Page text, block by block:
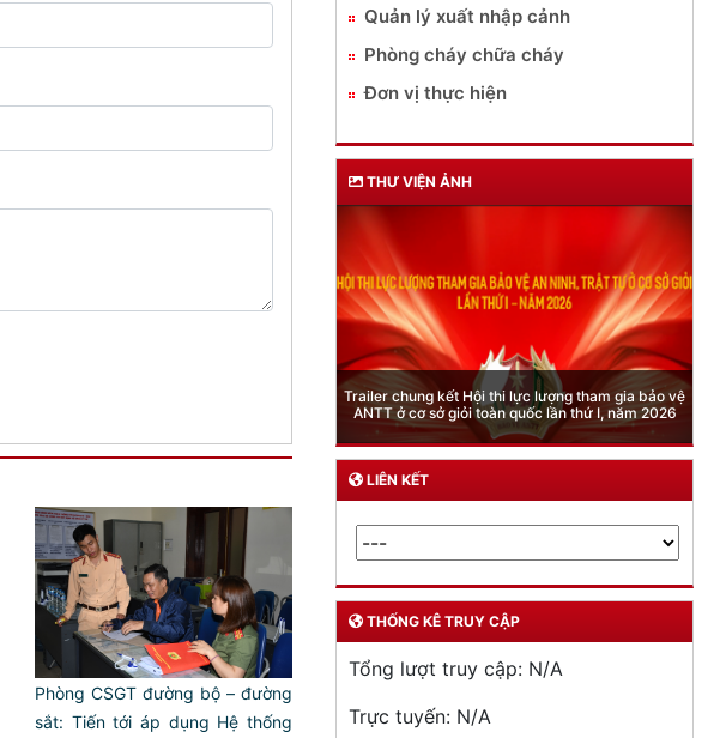
Phòng CSGT đường bộ – đường
sắt: Tiến tới áp dụng Hệ thống
Quản lý xuất nhập cảnh
Phòng cháy chữa cháy
Đơn vị thực hiện
THƯ VIỆN ẢNH
Phòng Quản lý xuất nhập cảnh: Hướng dẫn những
quy định mới trong lĩnh vực xuất cảnh, nhập cảnh
của công dân việt nam từ ngày 01/7/2026
LIÊN KẾT
THỐNG KÊ TRUY CẬP
Tổng lượt truy cập: N/A
Trực tuyến: N/A